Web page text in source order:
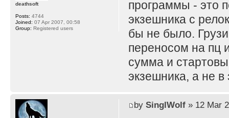
программы - это
экзешника с
бы не было.
переносом на пц
сумма и
экзешника, а не в
deathsoft
Posts: 4744
Joined: 07 Apr 2007, 00:58
Group: Registered users
by SinglWolf» 12 Mar